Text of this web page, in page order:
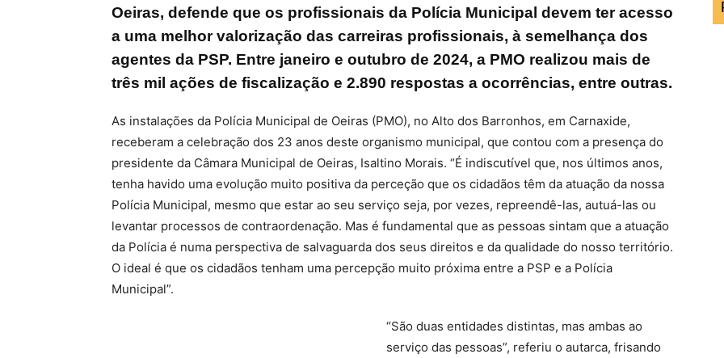
Oeiras, defende que os profissionais da Polícia Municipal devem ter acesso
a uma melhor valorização das carreiras profissionais, à semelhança dos
agentes da PSP. Entre janeiro e outubro de 2024, a PMO realizou mais de
três mil ações de fiscalização e 2.890 respostas a ocorrências, entre outras.
As instalações da Polícia Municipal de Oeiras (PMO), no Alto dos Barronhos, em Carnaxide,
receberam a celebração dos 23 anos deste organismo municipal, que contou com a presença do
presidente da Câmara Municipal de Oeiras, Isaltino Morais. “É indiscutível que, nos últimos anos,
tenha havido uma evolução muito positiva da perceção que os cidadãos têm da atuação da nossa
Polícia Municipal, mesmo que estar ao seu serviço seja, por vezes, repreendê-las, autuá-las ou
levantar processos de contraordenação. Mas é fundamental que as pessoas sintam que a atuação
da Polícia é numa perspectiva de salvaguarda dos seus direitos e da qualidade do nosso território.
O ideal é que os cidadãos tenham uma percepção muito próxima entre a PSP e a Polícia
Municipal”.
“São duas entidades distintas, mas ambas ao
serviço das pessoas”, referiu o autarca, frisando